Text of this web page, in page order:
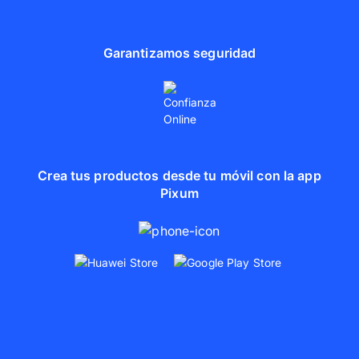
Garantizamos seguridad
Crea tus productos desde tu móvil con la app
Pixum